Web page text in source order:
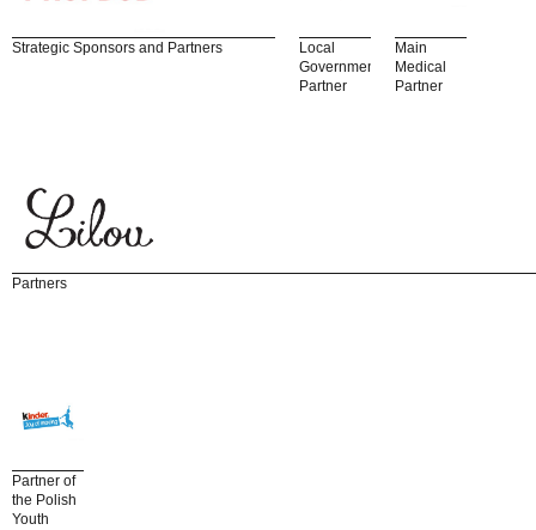
Strategic Sponsors and Partners
Local
Government
Partner
Main
Medical
Partner
Partners
Partner of
the Polish
Youth